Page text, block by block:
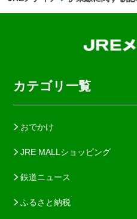
カテゴリ一覧
おでかけ
JRE MALLショッピング
鉄道ニュース
ふるさと納税